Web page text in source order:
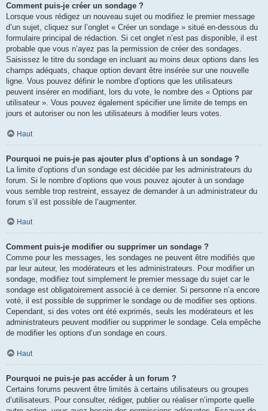
Comment puis-je créer un sondage ?
Lorsque vous rédigez un nouveau sujet ou modifiez le premier message
d’un sujet, cliquez sur l’onglet « Créer un sondage » situé en-dessous du
formulaire principal de rédaction. Si cet onglet n’est pas disponible, il est
probable que vous n’ayez pas la permission de créer des sondages.
Saisissez le titre du sondage en incluant au moins deux options dans les
champs adéquats, chaque option devant être insérée sur une nouvelle
ligne. Vous pouvez définir le nombre d’options que les utilisateurs
peuvent insérer en modifiant, lors du vote, le nombre des « Options par
utilisateur ». Vous pouvez également spécifier une limite de temps en
jours et autoriser ou non les utilisateurs à modifier leurs votes.
Haut
Pourquoi ne puis-je pas ajouter plus d’options à un sondage ?
La limite d’options d’un sondage est décidée par les administrateurs du
forum. Si le nombre d’options que vous pouvez ajouter à un sondage
vous semble trop restreint, essayez de demander à un administrateur du
forum s’il est possible de l’augmenter.
Haut
Comment puis-je modifier ou supprimer un sondage ?
Comme pour les messages, les sondages ne peuvent être modifiés que
par leur auteur, les modérateurs et les administrateurs. Pour modifier un
sondage, modifiez tout simplement le premier message du sujet car le
sondage est obligatoirement associé à ce dernier. Si personne n’a encore
voté, il est possible de supprimer le sondage ou de modifier ses options.
Cependant, si des votes ont été exprimés, seuls les modérateurs et les
administrateurs peuvent modifier ou supprimer le sondage. Cela empêche
de modifier les options d’un sondage en cours.
Haut
Pourquoi ne puis-je pas accéder à un forum ?
Certains forums peuvent être limités à certains utilisateurs ou groupes
d’utilisateurs. Pour consulter, rédiger, publier ou réaliser n’importe quelle